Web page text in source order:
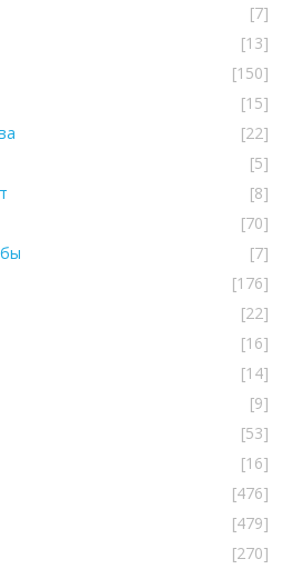
[7]
[13]
[150]
[15]
[22]
[5]
[8]
[70]
[7]
[176]
[22]
[16]
[14]
[9]
[53]
[16]
[476]
[479]
[270]